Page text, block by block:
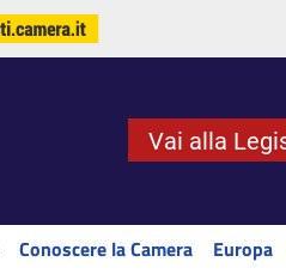
Vai alla
Conoscere la Camera Europa